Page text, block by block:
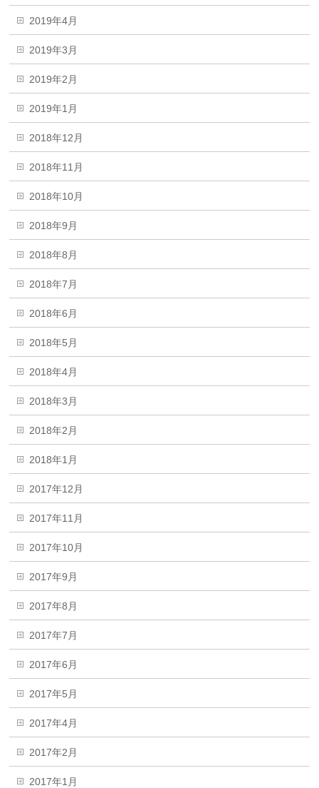
2019年4月
2019年3月
2019年2月
2019年1月
2018年12月
2018年11月
2018年10月
2018年9月
2018年8月
2018年7月
2018年6月
2018年5月
2018年4月
2018年3月
2018年2月
2018年1月
2017年12月
2017年11月
2017年10月
2017年9月
2017年8月
2017年7月
2017年6月
2017年5月
2017年4月
2017年2月
2017年1月